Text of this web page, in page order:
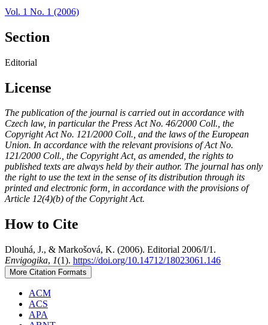
Vol. 1 No. 1 (2006)
Section
Editorial
License
The publication of the journal is carried out in accordance with
Czech law, in particular the Press Act No. 46/2000 Coll., the
Copyright Act No. 121/2000 Coll., and the laws of the European
Union. In accordance with the relevant provisions of Act No.
121/2000 Coll., the Copyright Act, as amended, the rights to
published texts are always held by their author. The journal has only
the right to use the text in the sense of its distribution through its
printed and electronic form, in accordance with the provisions of
Article 12(4)(b) of the Copyright Act.
How to Cite
Dlouhá, J., & Markošová, K. (2006). Editorial 2006/I/1.
Envigogika, 1(1). https://doi.org/10.14712/18023061.146
More Citation Formats
ACM
ACS
APA